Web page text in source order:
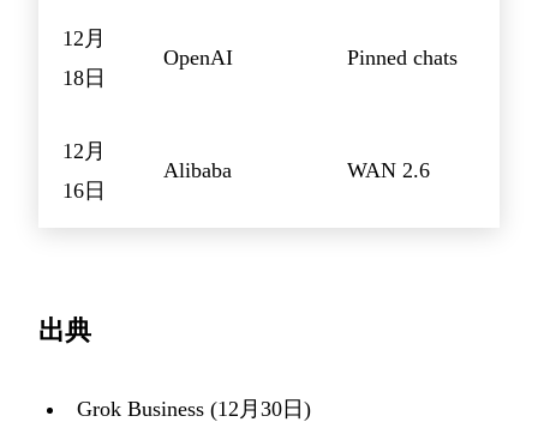
12月
18日
OpenAI Pinned chats
12月
16日
Alibaba WAN 2.6
出典
Grok Business (12月30日)